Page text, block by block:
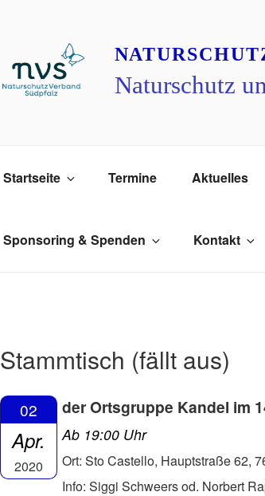
Naturschutz
Startseite Termine Aktuelles
Sponsoring & Spenden Kontakt
Stammtisch (fällt aus)
02
Apr.
2020
der Ortsgruppe Kandel im
Ab 19:00 Uhr
Ort: Sto Castello, Hauptstraße 62,
Info: Siggi Schweers od. Norbert